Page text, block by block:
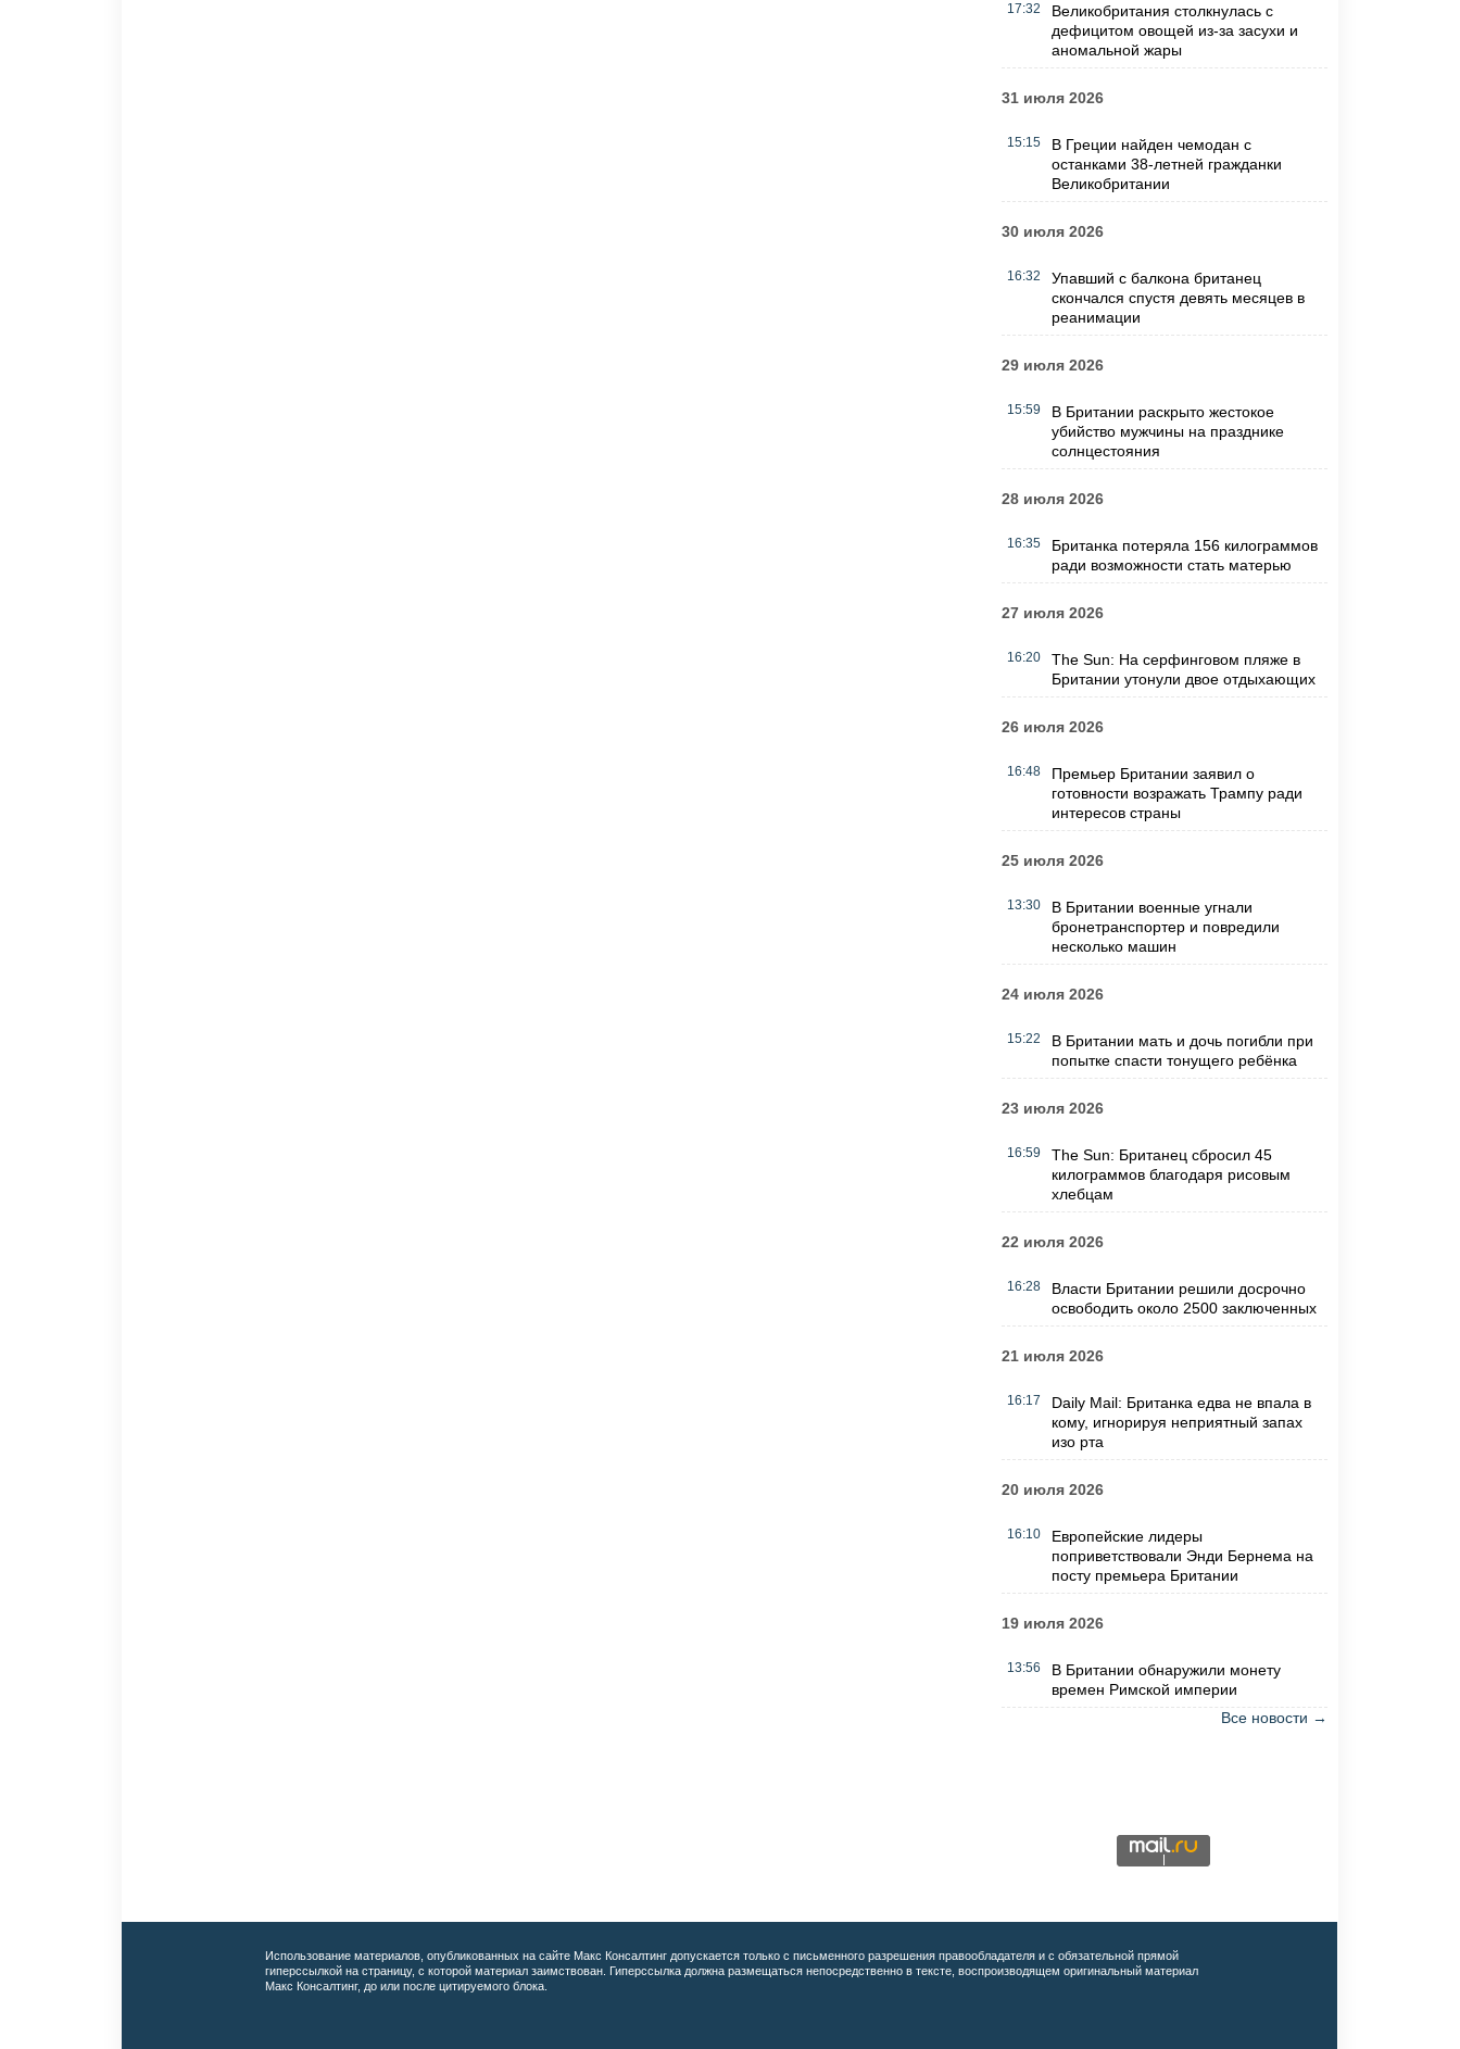
17:32
Великобритания столкнулась с
дефицитом овощей из-за засухи и
аномальной жары
31 июля 2026
15:15
В Греции найден чемодан с
останками 38-летней гражданки
Великобритании
30 июля 2026
16:32
Упавший с балкона британец
скончался спустя девять месяцев в
реанимации
29 июля 2026
15:59
В Британии раскрыто жестокое
убийство мужчины на празднике
солнцестояния
28 июля 2026
16:35
Британка потеряла 156 килограммов
ради возможности стать матерью
27 июля 2026
16:20
The Sun: На серфинговом пляже в
Британии утонули двое отдыхающих
26 июля 2026
16:48
Премьер Британии заявил о
готовности возражать Трампу ради
интересов страны
25 июля 2026
13:30
В Британии военные угнали
бронетранспортер и повредили
несколько машин
24 июля 2026
15:22
В Британии мать и дочь погибли при
попытке спасти тонущего ребёнка
23 июля 2026
16:59
The Sun: Британец сбросил 45
килограммов благодаря рисовым
хлебцам
22 июля 2026
16:28
Власти Британии решили досрочно
освободить около 2500 заключенных
21 июля 2026
16:17
Daily Mail: Британка едва не впала в
кому, игнорируя неприятный запах
изо рта
20 июля 2026
16:10
Европейские лидеры
поприветствовали Энди Бернема на
посту премьера Британии
19 июля 2026
13:56
В Британии обнаружили монету
времен Римской империи
Все новости →
Использование материалов, опубликованных на сайте Макс Консалтинг допускается только с письменного разрешения правообладателя и с обязательной прямой
гиперссылкой на страницу, с которой материал заимствован. Гиперссылка должна размещаться непосредственно в тексте, воспроизводящем оригинальный материал
Макс Консалтинг, до или после цитируемого блока.